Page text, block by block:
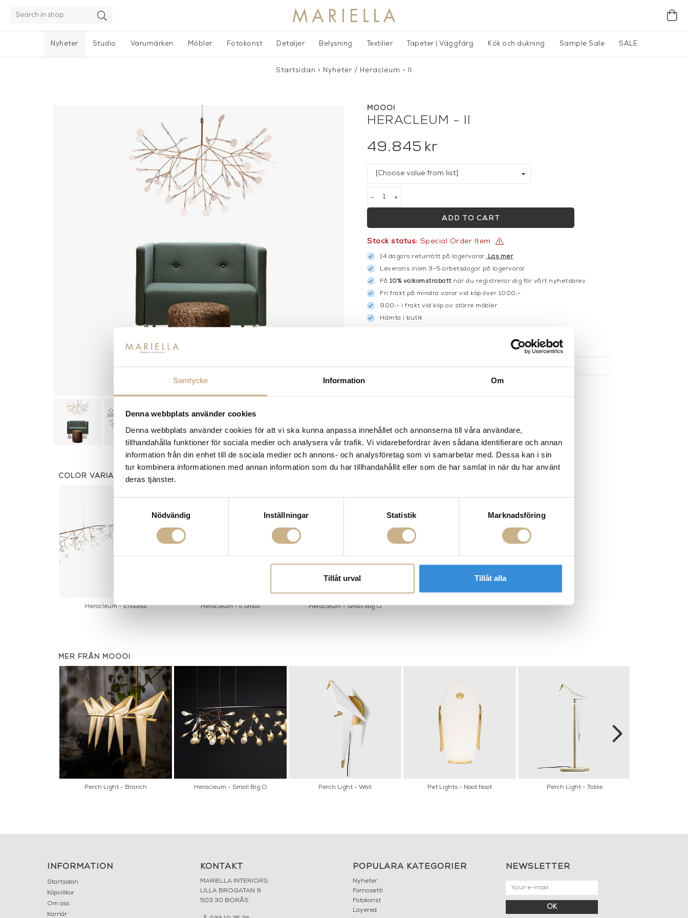
Samtycke Information Om
Denna webbplats använder cookies
Denna webbplats använder cookies för att vi ska kunna anpassa innehållet och annonserna till våra användare,
tillhandahålla funktioner för sociala medier och analysera vår trafik. Vi vidarebefordrar även sådana identifierare och annan
information från din enhet till de sociala medier och annons- och analysföretag som vi samarbetar med. Dessa kan i sin
tur kombinera informationen med annan information som du har tillhandahållit eller som de har samlat in när du har använt
deras tjänster.
Nödvändig
Inställningar Statistik Marknadsföring
Tillåt urval Tillåt alla
Nyheter Studio Varumärken Möbler Fotokonst Detaljer Belysning Textilier Tapeter | Väggfärg Kök och dukning Sample Sale SALE
Startsidan > Nyheter / Heracleum - II
MOOOI
HERACLEUM - II
49.845 kr
+
-
ADD TO CART
Stock status: Special Order Item
14 dagars returrätt på lagervaror. Läs mer
Leverans inom 3-5 arbetsdagar på lagervaror
Få 10% välkomstrabattnär du registrerar dig för vårt nyhetsbrev
Fri frakt på mindra varor vid köp över 1000:-
900:- i frakt vid köp av större möbler
Hämta i butik
COLOR VARIANTS
Heracleum - Endless Heracleum - II Small Heracleum - Small Big O
MER FRÅN MOOOI
Perch Light - Branch Heracleum - Small Big O Perch Light - Wall Pet Lights - Noot Noot Perch Light - Table
INFORMATION
Startsidan
Köpvillkor
Om oss
Karriär
KONTAKT
MARIELLA INTERIORS
LILLA BROGATAN 9
503 30 BORÅS
POPULÄRA KATEGORIER
Nyheter
Fornasetti
Fotokonst
Layered
NEWSLETTER
OK